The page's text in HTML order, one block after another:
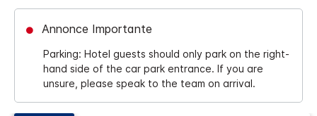
Annonce Importante
Parking: Hotel guests should only park on the right-
hand side of the car park entrance. If you are
unsure, please speak to the team on arrival.